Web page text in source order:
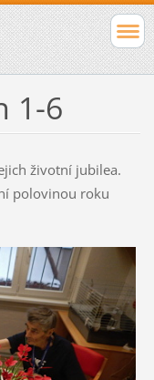
1-6
životní jubilea.
polovinou roku